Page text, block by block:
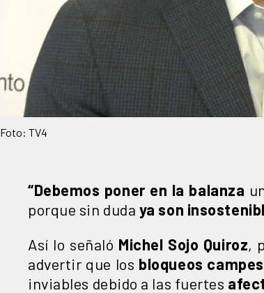
Foto: TV4
“Debemos poner en la balanza
porque sin duda ya son
Así lo señaló Michel Sojo Quiroz,
advertir que los bloqueos
inviables debido a las fuertes